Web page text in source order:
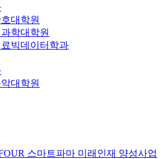
대학원
학대학원
빅데이터학과
대학원
스마트파마 미래인재 양성사업